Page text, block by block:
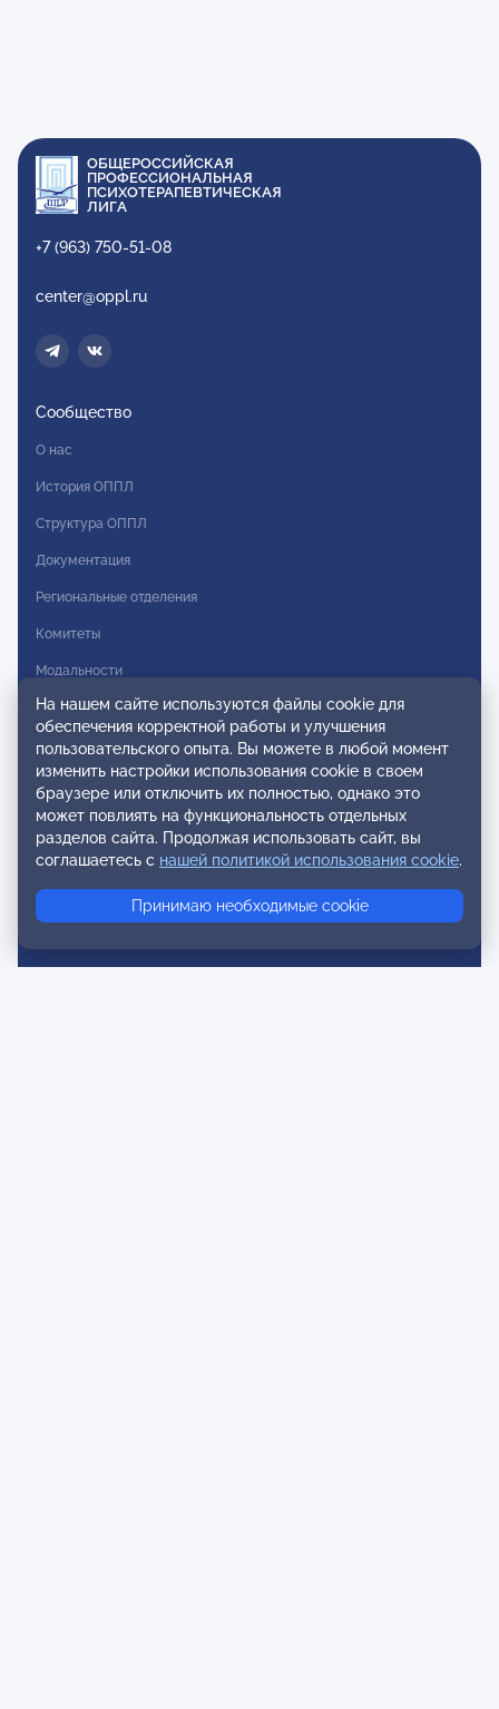
ОБЩЕРОССИЙСКАЯ
ПРОФЕССИОНАЛЬНАЯ
ПСИХОТЕРАПЕВТИЧЕСКАЯ
ЛИГА
+7 (963) 750-51-08
center@oppl.ru
Сообщество
О нас
История ОППЛ
Структура ОППЛ
Документация
Региональные отделения
Комитеты
Модальности
Вступление в ОППЛ
Реестры
Реестр наблюдательных членов
Реестр консультативных членов
Реестр действительных членов
Реестр аккредитованных супервизоров
На нашем сайте используются файлы cookie для
обеспечения корректной работы и улучшения
пользовательского опыта. Вы можете в любой момент
изменить настройки использования cookie в своем
браузере или отключить их полностью, однако это
может повлиять на функциональность отдельных
разделов сайта. Продолжая использовать сайт, вы
соглашаетесь с нашей политикой использования cookie.
Принимаю необходимые cookie